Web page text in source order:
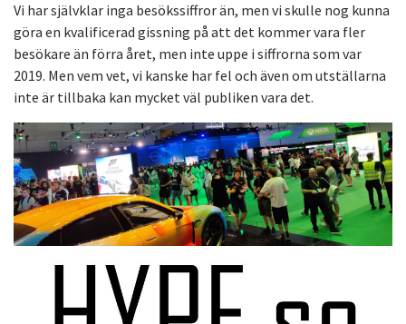
Vi har självklar inga besökssiffror än, men vi skulle nog kunna
göra en kvalificerad gissning på att det kommer vara fler
besökare än förra året, men inte uppe i siffrorna som var
2019. Men vem vet, vi kanske har fel och även om utställarna
inte är tillbaka kan mycket väl publiken vara det.